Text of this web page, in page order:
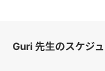
Guri 先生のスケジ